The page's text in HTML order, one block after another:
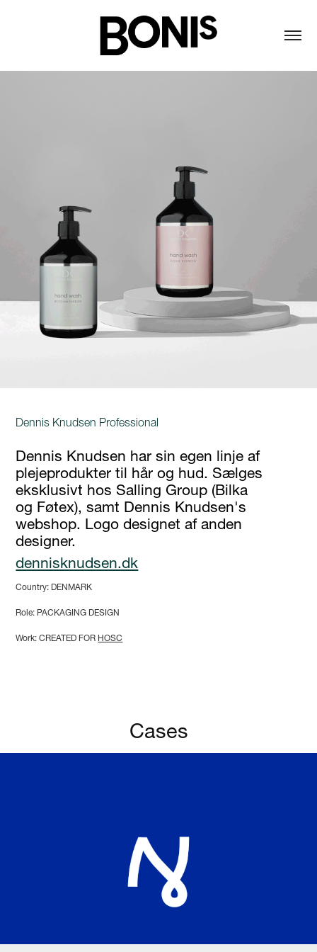
Dennis Knudsen Professional
Dennis Knudsen har sin egen linje af
plejeprodukter til hår og hud. Sælges
eksklusivt hos Salling Group (Bilka
og Føtex), samt Dennis Knudsen's
webshop. Logo designet af anden
designer.
dennisknudsen.dk
Country: DENMARK
Role: PACKAGING DESIGN
Work: CREATED FOR HOSC
Cases
Nordic Bath